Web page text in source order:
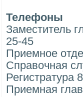
Телефоны
Заместитель
25-45
Приемное
Справочная
Регистратура
Приемная